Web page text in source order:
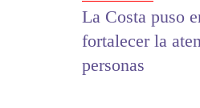
La Costa puso
fortalecer la
personas